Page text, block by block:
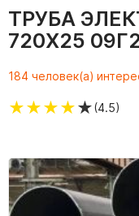
ТРУБА
720Х25
184 человек(а)
★★★★★(4.5)